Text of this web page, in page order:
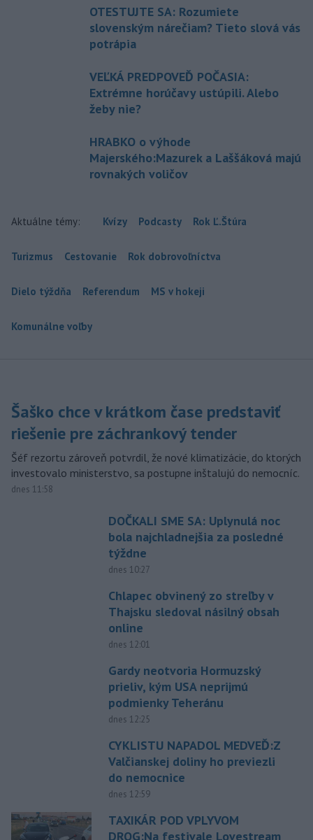
OTESTUJTE SA: Rozumiete
slovenským nárečiam? Tieto slová vás
potrápia
VEĽKÁ PREDPOVEĎ POČASIA:
Extrémne horúčavy ustúpili. Alebo
žeby nie?
HRABKO o výhode
Majerského:Mazurek a Laššáková majú
rovnakých voličov
Aktuálne témy: Kvízy Podcasty Rok Ľ.Štúra
Turizmus Cestovanie Rok dobrovoľníctva
Dielo týždňa Referendum MS v hokeji
Komunálne voľby
Šaško chce v krátkom čase predstaviť
riešenie pre záchrankový tender
Šéf rezortu zároveň potvrdil, že nové klimatizácie, do ktorých
investovalo ministerstvo, sa postupne inštalujú do nemocníc.
dnes 11:58
DOČKALI SME SA: Uplynulá noc
bola najchladnejšia za posledné
týždne
dnes 10:27
Chlapec obvinený zo streľby v
Thajsku sledoval násilný obsah
online
dnes 12:01
Gardy neotvoria Hormuzský
prieliv, kým USA neprijmú
podmienky Teheránu
dnes 12:25
CYKLISTU NAPADOL MEDVEĎ:Z
Valčianskej doliny ho previezli
do nemocnice
dnes 12:59
TAXIKÁR POD VPLYVOM
DROG:Na festivale Lovestream